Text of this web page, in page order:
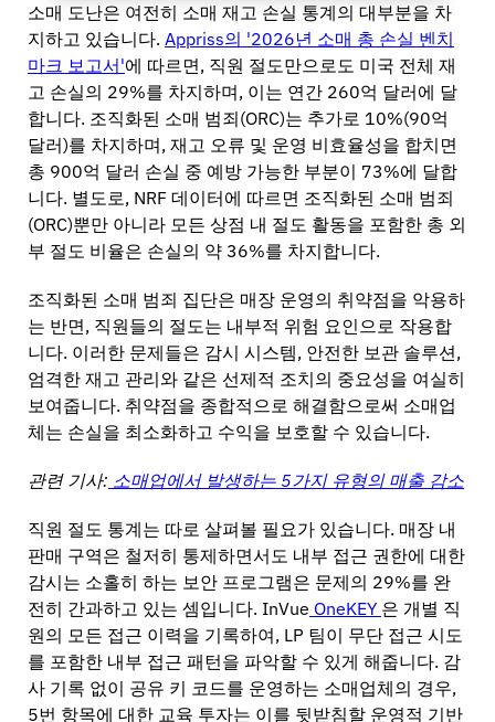
소매 도난은 여전히 소매 재고 손실 통계의 대부분을 차
지하고 있습니다. Appriss의 '2026년 소매 총 손실 벤치
마크 보고서'에 따르면, 직원 절도만으로도 미국 전체 재
고 손실의 29%를 차지하며, 이는 연간 260억 달러에 달
합니다. 조직화된 소매 범죄(ORC)는 추가로 10%(90억
달러)를 차지하며, 재고 오류 및 운영 비효율성을 합치면
총 900억 달러 손실 중 예방 가능한 부분이 73%에 달합
니다. 별도로, NRF 데이터에 따르면 조직화된 소매 범죄
(ORC)뿐만 아니라 모든 상점 내 절도 활동을 포함한 총 외
부 절도 비율은 손실의 약 36%를 차지합니다.
조직화된 소매 범죄 집단은 매장 운영의 취약점을 악용하
는 반면, 직원들의 절도는 내부적 위험 요인으로 작용합
니다. 이러한 문제들은 감시 시스템, 안전한 보관 솔루션,
엄격한 재고 관리와 같은 선제적 조치의 중요성을 여실히
보여줍니다. 취약점을 종합적으로 해결함으로써 소매업
체는 손실을 최소화하고 수익을 보호할 수 있습니다.
관련 기사: 소매업에서 발생하는 5가지 유형의 매출 감소
직원 절도 통계는 따로 살펴볼 필요가 있습니다. 매장 내
판매 구역은 철저히 통제하면서도 내부 접근 권한에 대한
감시는 소홀히 하는 보안 프로그램은 문제의 29%를 완
전히 간과하고 있는 셈입니다. InVue OneKEY 은 개별 직
원의 모든 접근 이력을 기록하여, LP 팀이 무단 접근 시도
를 포함한 내부 접근 패턴을 파악할 수 있게 해줍니다. 감
사 기록 없이 공유 키 코드를 운영하는 소매업체의 경우,
5번 항목에 대한 교육 투자는 이를 뒷받침할 운영적 기반